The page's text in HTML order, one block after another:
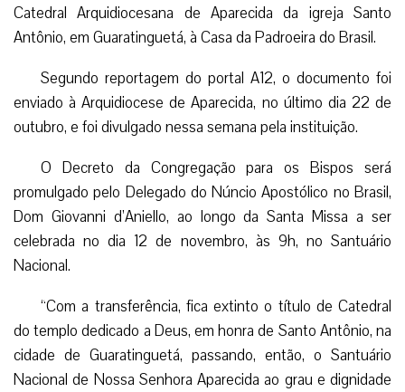
Catedral Arquidiocesana de Aparecida da igreja Santo
Antônio, em Guaratinguetá, à Casa da Padroeira do Brasil.
Segundo reportagem do portal A12, o documento foi
enviado à Arquidiocese de Aparecida, no último dia 22 de
outubro, e foi divulgado nessa semana pela instituição.
O Decreto da Congregação para os Bispos será
promulgado pelo Delegado do Núncio Apostólico no Brasil,
Dom Giovanni d’Aniello, ao longo da Santa Missa a ser
celebrada no dia 12 de novembro, às 9h, no Santuário
Nacional.
“Com a transferência, fica extinto o título de Catedral
do templo dedicado a Deus, em honra de Santo Antônio, na
cidade de Guaratinguetá, passando, então, o Santuário
Nacional de Nossa Senhora Aparecida ao grau e dignidade